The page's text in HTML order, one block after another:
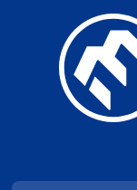
Les compétitions